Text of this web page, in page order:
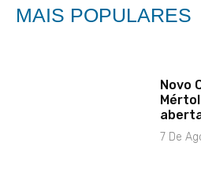
MAIS POPULARES
Novo
7 De